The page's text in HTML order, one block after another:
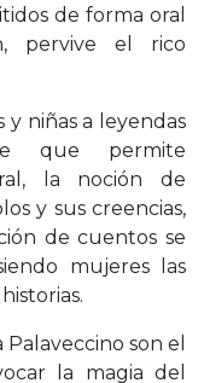
de forma oral
pervive el rico
y niñas a leyendas
que permite
la noción de
y sus creencias,
de cuentos se
mujeres las
Palaveccino son el
la magia del